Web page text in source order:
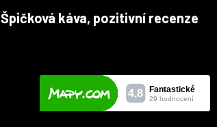
Špičková káva, pozitivní recenze